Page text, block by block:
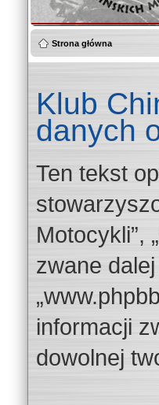
Strona główna
Klub
danych
Ten tekst
Motocykli”,
zwane dalej
informacji
dowolnej